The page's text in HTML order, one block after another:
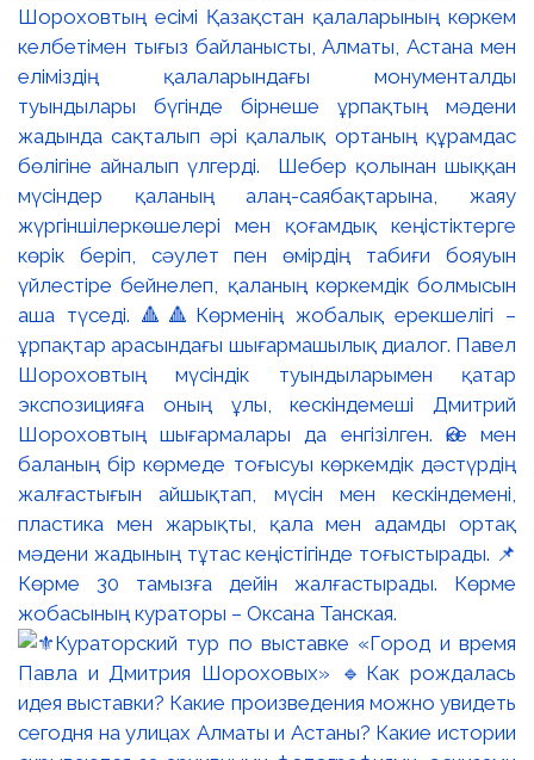
Шороховтың есімі Қазақстан қалаларының көркем
келбетімен тығыз байланысты, Алматы, Астана мен
еліміздің қалаларындағы монументалды
туындылары бүгінде бірнеше ұрпақтың мәдени
жадында сақталып әрі қалалық ортаның құрамдас
бөлігіне айналып үлгерді. Шебер қолынан шыққан
мүсіндер қаланың алаң-саябақтарына, жаяу
жүргіншілеркөшелері мен қоғамдық кеңістіктерге
көрік беріп, сәулет пен өмірдің табиғи бояуын
үйлестіре бейнелеп, қаланың көркемдік болмысын
аша түседі. 🔺🔺Көрменің жобалық ерекшелігі –
ұрпақтар арасындағы шығармашылық диалог. Павел
Шороховтың мүсіндік туындыларымен қатар
экспозицияға оның ұлы, кескіндемеші Дмитрий
Шороховтың шығармалары да енгізілген. Әке мен
баланың бір көрмеде тоғысуы көркемдік дәстүрдің
жалғастығын айшықтап, мүсін мен кескіндемені,
пластика мен жарықты, қала мен адамды ортақ
мәдени жадының тұтас кеңістігінде тоғыстырады. 📌
Көрме 30 тамызға дейін жалғастырады. Көрме
жобасының кураторы – Оксана Танская.